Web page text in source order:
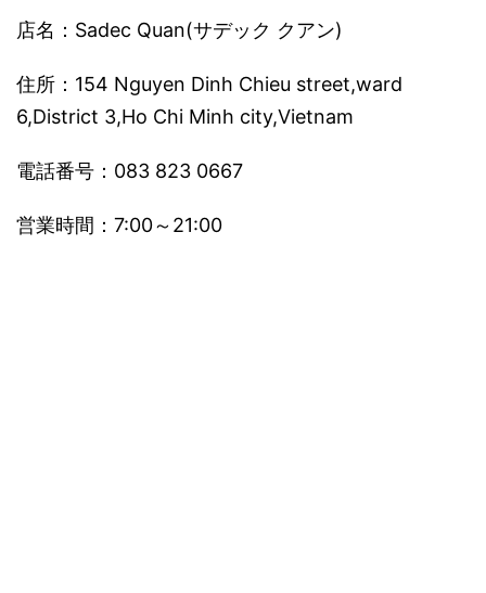
店名：Sadec Quan(サデック クアン)
住所：154 Nguyen Dinh Chieu street,ward
6,District 3,Ho Chi Minh city,Vietnam
電話番号：083 823 0667
営業時間：7:00～21:00